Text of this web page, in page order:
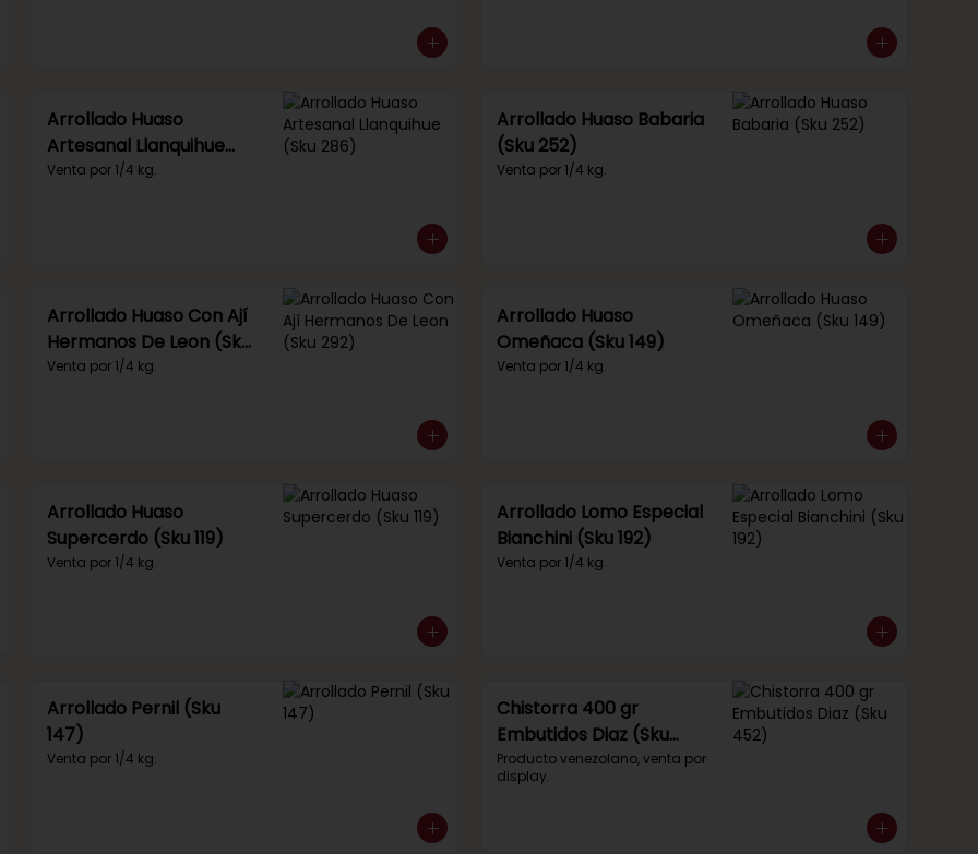
Arrollado Huaso
Artesanal Llanquihue
(Sku 286)
Venta por 1/4 kg.
Arrollado Huaso Babaria
(Sku 252)
Venta por 1/4 kg.
Arrollado Huaso Con Ají
Hermanos De Leon (Sku
292)
Venta por 1/4 kg.
Arrollado Huaso
Omeñaca (Sku 149)
Venta por 1/4 kg.
Arrollado Huaso
Supercerdo (Sku 119)
Venta por 1/4 kg.
Arrollado Lomo Especial
Bianchini (Sku 192)
Venta por 1/4 kg.
Arrollado Pernil (Sku
147)
Venta por 1/4 kg.
Chistorra 400 gr
Embutidos Diaz (Sku
452)
Producto venezolano, venta por
display.